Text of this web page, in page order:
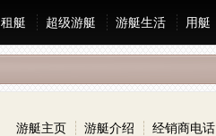
租艇 超级游艇 游艇生活 用艇
游艇主页 游艇介绍 经销商电话